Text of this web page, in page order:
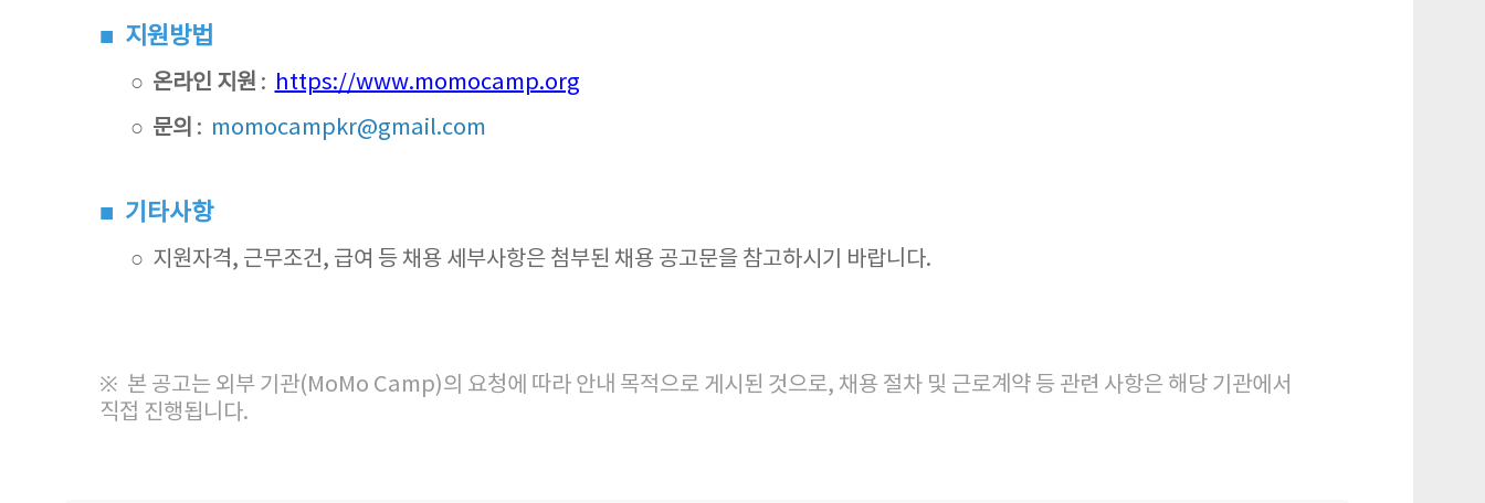
■ 지원방법
○ 온라인 지원 : https://www.momocamp.org
○ 문의 : momocampkr@gmail.com
■ 기타사항
○ 지원자격, 근무조건, 급여 등 채용 세부사항은 첨부된 채용 공고문을 참고하시기 바랍니다.
※ 본 공고는 외부 기관(MoMo Camp)의 요청에 따라 안내 목적으로 게시된 것으로, 채용 절차 및 근로계약 등 관련 사항은 해당 기관에서
직접 진행됩니다.